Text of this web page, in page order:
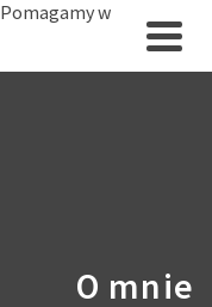
Pomagamy w
O mnie